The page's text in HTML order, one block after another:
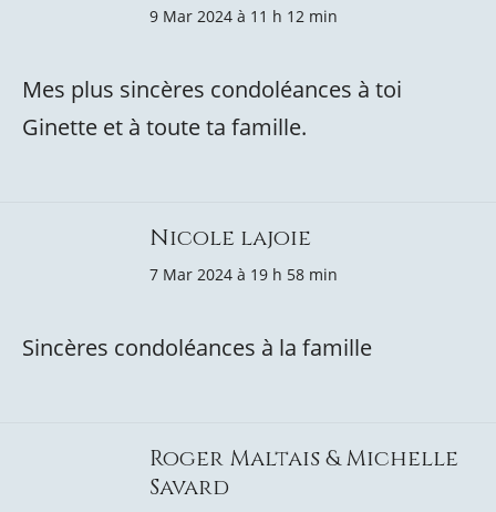
9 Mar 2024 à 11 h 12 min
Mes plus sincères condoléances à toi
Ginette et à toute ta famille.
Nicole lajoie
7 Mar 2024 à 19 h 58 min
Sincères condoléances à la famille
Roger Maltais & Michelle
Savard